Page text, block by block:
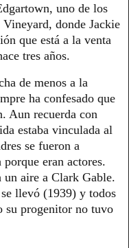
uno de los
donde Jackie
que está a la venta
tres años.
de menos a la
ha confesado que
Aun recuerda con
estaba vinculada al
se fueron a
eran actores.
un aire a Clark Gable.
llevó (1939) y todos
su progenitor no tuvo